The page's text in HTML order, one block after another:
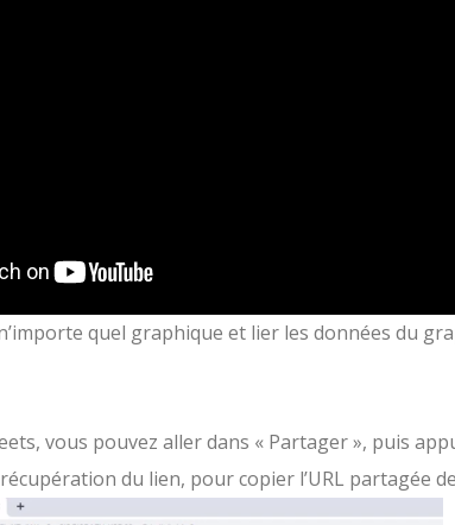
quel graphique et lier les données du
vous pouvez aller dans « Partager », puis
du lien, pour copier l’URL partagée